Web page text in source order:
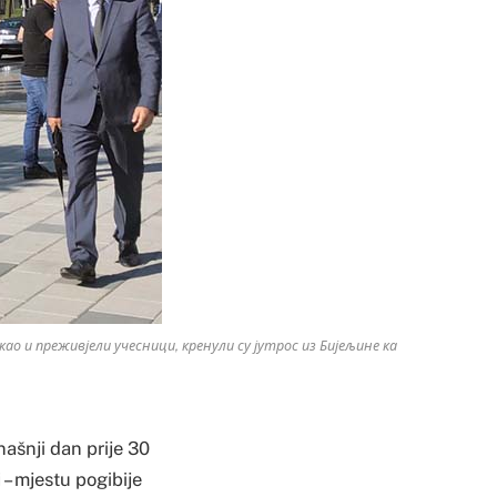
и преживјели учесници, кренули су јутрос из Бијељине ка
dan prije 30
mjestu pogibije